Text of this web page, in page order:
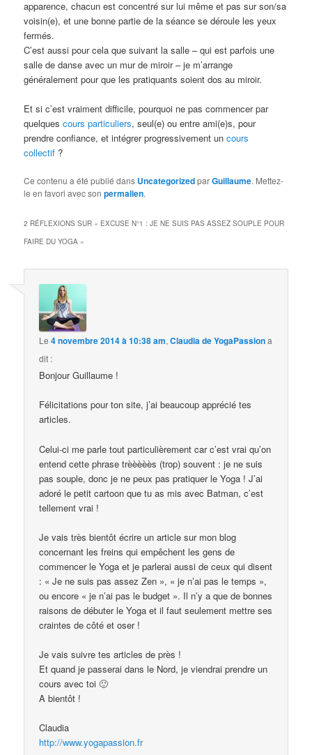
apparence, chacun est concentré sur lui même et pas sur son/sa
voisin(e), et une bonne partie de la séance se déroule les yeux
fermés.
C’est aussi pour cela que suivant la salle – qui est parfois une
salle de danse avec un mur de miroir – je m’arrange
généralement pour que les pratiquants soient dos au miroir.
Et si c’est vraiment difficile, pourquoi ne pas commencer par
quelquescours particuliers, seul(e) ou entre ami(e)s, pour
prendre confiance, et intégrer progressivement uncours
collectif ?
Ce contenu a été publié dans UncategorizedparGuillaume. Mettez-
le en favori avec sonpermalien.
2 RÉFLEXIONS SUR « EXCUSE N°1 : JE NE SUIS PAS ASSEZ SOUPLE POUR
FAIRE DU YOGA »
Le4 novembre 2014 à 10:38 am,Claudia de YogaPassiona
dit :
Bonjour Guillaume !
Félicitations pour ton site, j’ai beaucoup apprécié tes
articles.
Celui-ci me parle tout particulièrement car c’est vrai qu’on
entend cette phrase trèèèèès (trop) souvent : je ne suis
pas souple, donc je ne peux pas pratiquer le Yoga ! J’ai
adoré le petit cartoon que tu as mis avec Batman, c’est
tellement vrai !
Je vais très bientôt écrire un article sur mon blog
concernant les freins qui empêchent les gens de
commencer le Yoga et je parlerai aussi de ceux qui disent
: « Je ne suis pas assez Zen », « je n’ai pas le temps »,
ou encore « je n’ai pas le budget ». Il n’y a que de bonnes
raisons de débuter le Yoga et il faut seulement mettre ses
craintes de côté et oser !
Je vais suivre tes articles de près !
Et quand je passerai dans le Nord, je viendrai prendre un
cours avec toi 🙂
A bientôt !
Claudia
http://www.yogapassion.fr